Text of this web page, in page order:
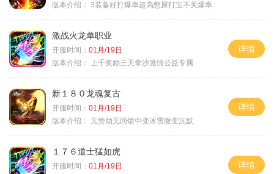
版本介绍： 3装备好打爆率超高憋尿打宝不关爆率
激战火龙单职业
开服时间： 01月/19日
版本介绍：
上千奖励三天拿沙激情公益专属
详情
新１８０龙魂复古
开服时间： 01月/19日
版本介绍： 无赞助无回馈中变冰雪微变沉默
详情
１７６道士猛如虎
开服时间： 01月/19日
详情